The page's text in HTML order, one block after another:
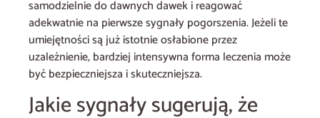
samodzielnie do dawnych dawek i reagować
adekwatnie na pierwsze sygnały pogorszenia. Jeżeli te
umiejętności są już istotnie osłabione przez
uzależnienie, bardziej intensywna forma leczenia może
być bezpieczniejsza i skuteczniejsza.
Jakie sygnały sugerują, że